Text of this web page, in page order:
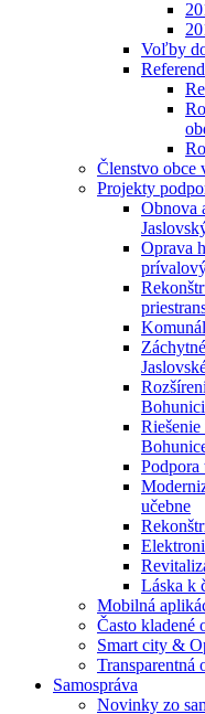
Voľby
Členstvo obce
Projekty
Obnova
Oprava
Podpora
učebne
Láska k
Mobilná
Často kladené
Smart city &
Transparentná
Samospráva
Novinky zo